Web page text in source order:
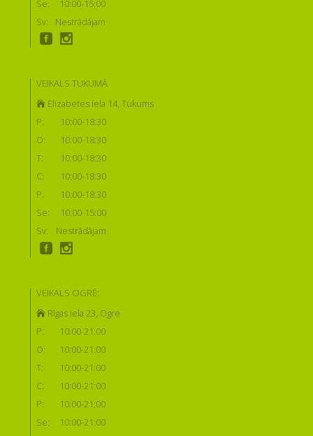
Se:
10:00-15:00
Sv:
Nestrādājam
VEIKALS TUKUMĀ
Elizabetes iela 14, Tukums
P:
10:00-18:30
O:
10:00-18:30
T:
10:00-18:30
C:
10:00-18:30
P:
10:00-18:30
Se:
10:00-15:00
Sv:
Nestrādājam
VEIKALS OGRĒ:
Rīgas iela 23, Ogre
P:
10:00-21:00
O:
10:00-21:00
T:
10:00-21:00
C:
10:00-21:00
P:
10:00-21:00
Se:
10:00-21:00